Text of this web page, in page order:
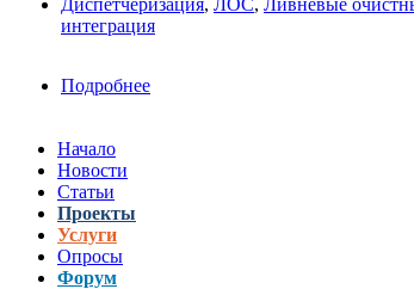
Диспетчеризация, ЛОС, Ливневые
интеграция
Подробнее
Начало
Новости
Статьи
Проекты
Услуги
Опросы
Форум